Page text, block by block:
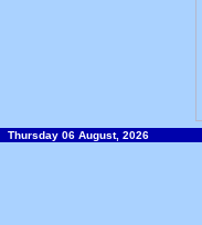
Thursday 06 August, 2026